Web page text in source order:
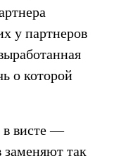
у партнеров
о которой
в висте —
заменяют так